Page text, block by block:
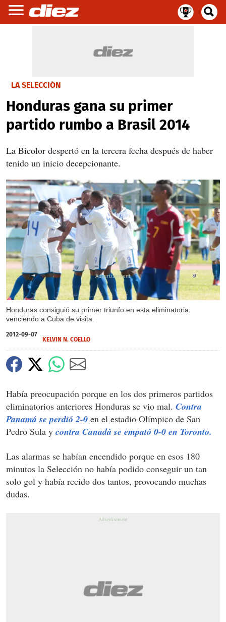
LA SELECCIÓN
Honduras gana su primer
partido rumbo a Brasil 2014
La Bicolor despertó en la tercera fecha después de haber
tenido un inicio decepcionante.
Honduras consiguió su primer triunfo en esta eliminatoria
venciendo a Cuba de visita.
X
2012-09-07
KELVIN N. COELLO
Había preocupación porque en los dos primeros partidos
eliminatorios anteriores Honduras se vio mal. Contra
Panamá se perdió 2-0 en el estadio Olímpico de San
Pedro Sula y contra Canadá se empató 0-0 en Toronto.
Las alarmas se habían encendido porque en esos 180
minutos la Selección no había podido conseguir un tan
solo gol y había recido dos tantos, provocando muchas
dudas.